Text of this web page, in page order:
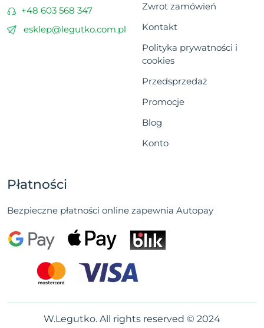
+48 603 568 347
esklep@legutko.com.pl
Zwrot zamówień
Kontakt
Polityka prywatności i
cookies
Przedsprzedaż
Promocje
Blog
Konto
Płatności
Bezpieczne płatności online zapewnia Autopay
W.Legutko. All rights reserved © 2024